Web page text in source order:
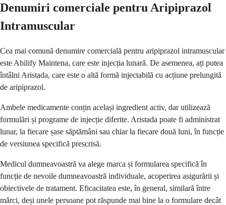
Denumiri comerciale pentru Aripiprazol
Intramuscular
Cea mai comună denumire comercială pentru aripiprazol intramuscular
este Abilify Maintena, care este injecția lunară. De asemenea, ați putea
întâlni Aristada, care este o altă formă injectabilă cu acțiune prelungită
de aripiprazol.
Ambele medicamente conțin același ingredient activ, dar utilizează
formulări și programe de injecție diferite. Aristada poate fi administrat
lunar, la fiecare șase săptămâni sau chiar la fiecare două luni, în funcție
de versiunea specifică prescrisă.
Medicul dumneavoastră va alege marca și formularea specifică în
funcție de nevoile dumneavoastră individuale, acoperirea asigurării și
obiectivele de tratament. Eficacitatea este, în general, similară între
mărci, deși unele persoane pot răspunde mai bine la o formulare decât